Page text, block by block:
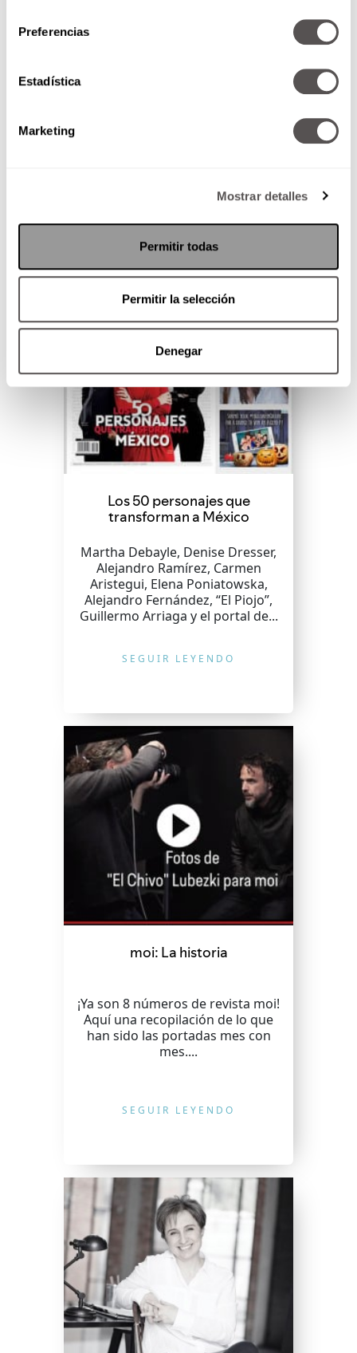
Preferencias
Estadística
Marketing
Mostrar detalles
Permitir todas
Permitir la selección
Denegar
Los 50 personajes que
transforman a México
Martha Debayle, Denise Dresser,
Alejandro Ramírez, Carmen
Aristegui, Elena Poniatowska,
Alejandro Fernández, “El Piojo”,
Guillermo Arriaga y el portal de...
SEGUIR LEYENDO
moi: La historia
¡Ya son 8 números de revista moi!
Aquí una recopilación de lo que
han sido las portadas mes con
mes....
SEGUIR LEYENDO